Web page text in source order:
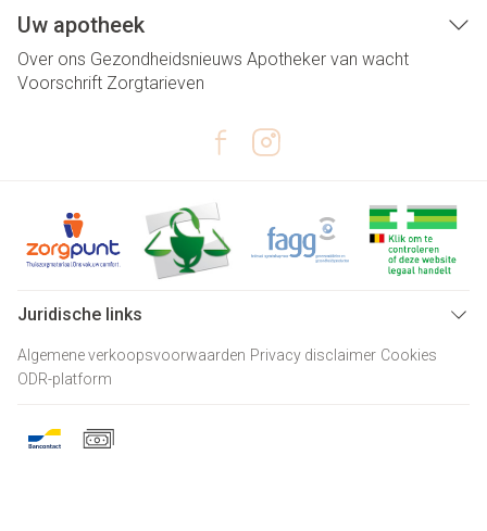
Uw apotheek
Over ons Gezondheidsnieuws Apotheker van wacht
Voorschrift Zorgtarieven
Juridische links
Algemene verkoopsvoorwaarden Privacy disclaimer Cookies
ODR-platform